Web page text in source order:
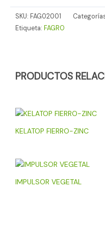
SKU: FAG02001
Etiqueta: FAGRO
PRODUCTOS
KELATOP FIERRO-ZINC
IMPULSOR VEGETAL